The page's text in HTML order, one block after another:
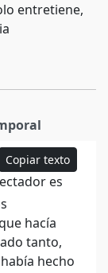
entretiene,
Copiar texto
es
hacía
tanto,
hecho